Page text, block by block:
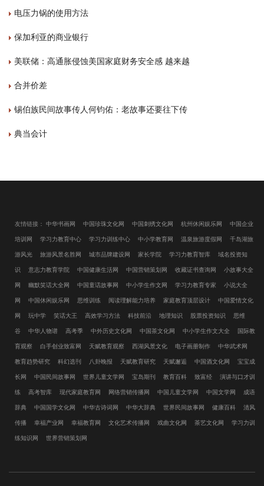
电压力锅的使用方法
保加利亚的商业银行
美联储：高通胀侵蚀美国家庭财务安全感 越来越
合并价差
锡伯族民间故事传人何钧佑：老故事还要往下传
典当会计
友情链接： 中华书画网 中国珍珠文化网 中国刺绣文化网 杭州休闲娱乐网 中国企业
培训网 学习力教育中心 学习力训练中心 中小学教育网 温泉旅游度假网 千岛湖旅
游风光 旅游风景名胜网 城市品牌建设网 家长学院 学习力教育智库 域名投资知
识 意志力教育学院 中国健康生活网 中国营销策划网 收藏证书查询网 小故事大全
网 幽默笑话大全网 中国童话故事网 中小学生作文网 学习力教育专家 小说大全
网 中国休闲娱乐网 思维训练 阅读理解能力培养 家庭教育顶层设计 中国爱情文化
网 玩中学 笑话大王 高效学习方法 科技前沿 地理知识 股票投资知识 思维
谷 中华人物谱 高考季 中外历史文化网 中国茶文化网 中小学生作文大全 国际教
育观察 白手创业致富网 天赋教育观察 西湖风景文化 电子画册制作 中华武术网
教育趋势研究 科幻选刊 八卦晚报 天赋教育研究 天赋邂逅 中国酒文化网 宝宝成
长网 中国民间故事网 世界儿童文学网 宝岛期刊 教育百科 致富经 演讲与口才训
练 高考智库 现代家庭教育网 网络营销传播网 中国儿童文学网 中国文学网 成语
辞典 中国国学文化网 中华古诗词网 中华大辞典 世界民间故事网 健康百科 清风
传播 幸福产业网 幸福教育网 文化艺术传播网 戏曲文化网 茶艺文化网 学习力训
练知识网 世界营销策划网